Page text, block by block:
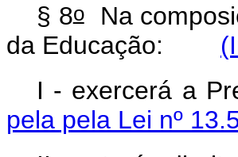
§ 8oNa
da Educação:
I - exercerá a
pela pela Lei nº